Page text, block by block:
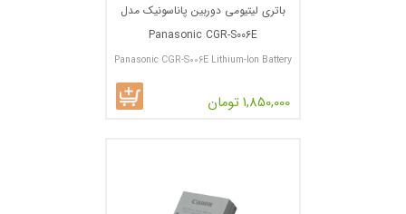
باتری لیتیومی دوربین پاناسونیک مدل
Panasonic CGR-S006E
Panasonic CGR-S006E Lithium-Ion Battery
1,850,000 تومان